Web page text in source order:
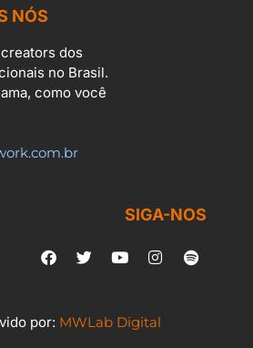
NÓS
dos
no Brasil.
como você
SIGA-NOS
por: MWLab Digital